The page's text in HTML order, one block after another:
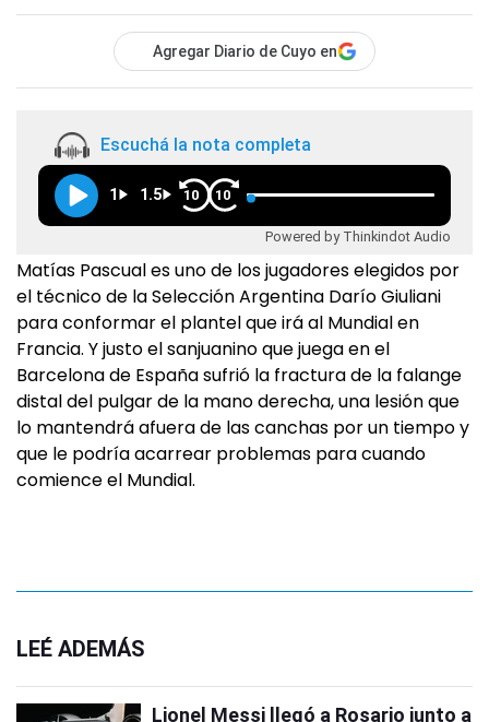
Agregar Diario de Cuyo en
Escuchá la nota completa
1 1.5 10 10
Powered by Thinkindot Audio
Matías Pascual es uno de los jugadores elegidos por
el técnico de la Selección Argentina Darío Giuliani
para conformar el plantel que irá al Mundial en
Francia. Y justo el sanjuanino que juega en el
Barcelona de España sufrió la fractura de la falange
distal del pulgar de la mano derecha, una lesión que
lo mantendrá afuera de las canchas por un tiempo y
que le podría acarrear problemas para cuando
comience el Mundial.
LEÉ ADEMÁS
Lionel Messi llegó a Rosario junto a